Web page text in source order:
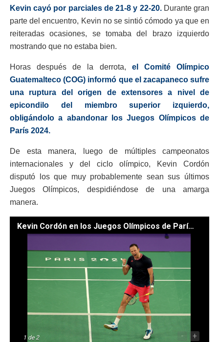
Kevin cayó por parciales de 21-8 y 22-20. Durante gran
parte del encuentro, Kevin no se sintió cómodo ya que en
reiteradas ocasiones, se tomaba del brazo izquierdo
mostrando que no estaba bien.
Horas después de la derrota, el Comité Olímpico
Guatemalteco (COG) informó que el zacapaneco sufre
una ruptura del origen de extensores a nivel de
epicondilo del miembro superior izquierdo,
obligándolo a abandonar los Juegos Olímpicos de
París 2024.
De esta manera, luego de múltiples campeonatos
internacionales y del ciclo olímpico, Kevin Cordón
disputó los que muy probablemente sean sus últimos
Juegos Olímpicos, despidiéndose de una amarga
manera.
Kevin Cordón en los Juegos Olímpicos de París 2024. // Foto: COG.
1 de 2 - +